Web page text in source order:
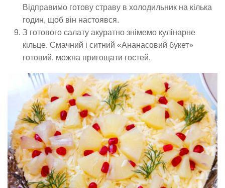
Відправимо готову страву в холодильник на кілька
годин, щоб він настоявся.
З готового салату акуратно знімемо кулінарне
кільце. Смачний і ситний «Ананасовий букет»
готовий, можна пригощати гостей.